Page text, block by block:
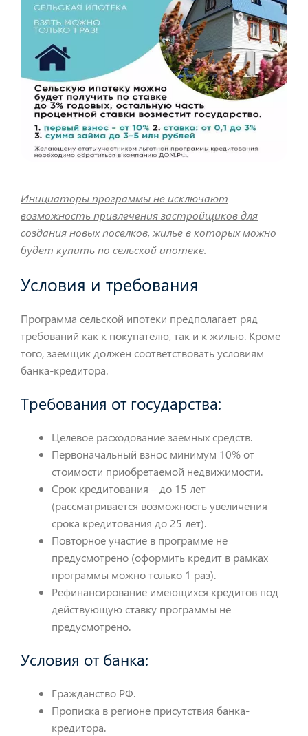
Инициаторы программы не исключают
возможность привлечения застройщиков для
создания новых поселков, жилье в которых можно
будет купить по сельской ипотеке.
Условия и требования
Программа сельской ипотеки предполагает ряд
требований как к покупателю, так и к жилью. Кроме
того, заемщик должен соответствовать условиям
банка-кредитора.
Требования от государства:
Целевое расходование заемных средств.
Первоначальный взнос минимум 10% от
стоимости приобретаемой недвижимости.
Срок кредитования – до 15 лет
(рассматривается возможность увеличения
срока кредитования до 25 лет).
Повторное участие в программе не
предусмотрено (оформить кредит в рамках
программы можно только 1 раз).
Рефинансирование имеющихся кредитов под
действующую ставку программы не
предусмотрено.
Условия от банка:
Гражданство РФ.
Прописка в регионе присутствия банка-
кредитора.